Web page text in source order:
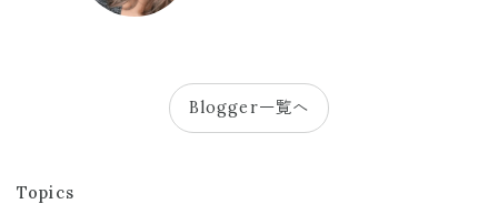
Blogger一覧へ
Topics